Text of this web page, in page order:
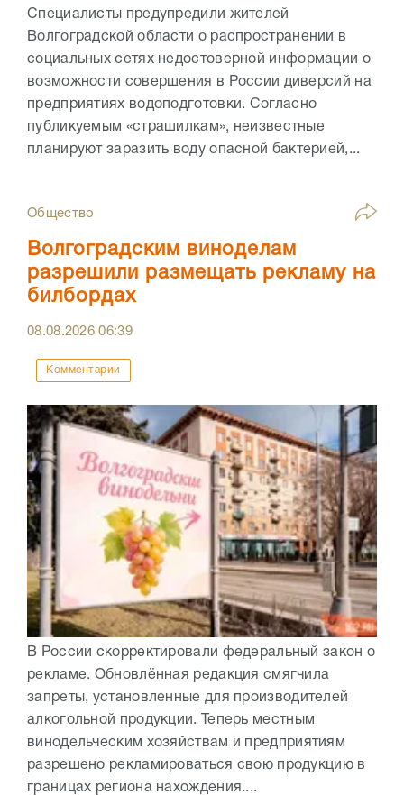
Специалисты предупредили жителей
Волгоградской области о распространении в
социальных сетях недостоверной информации о
возможности совершения в России диверсий на
предприятиях водоподготовки. Согласно
публикуемым «страшилкам», неизвестные
планируют заразить воду опасной бактерией,...
Общество
Волгоградским виноделам
разрешили размещать рекламу на
билбордах
08.08.202606:39
Комментарии
В России скорректировали федеральный закон о
рекламе. Обновлённая редакция смягчила
запреты, установленные для производителей
алкогольной продукции. Теперь местным
винодельческим хозяйствам и предприятиям
разрешено рекламироваться свою продукцию в
границах региона нахождения....